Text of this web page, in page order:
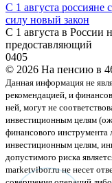
С 1 августа россияне
силу новый закон
С 1 августа в России
предоставляющий
0405
© 2026 На пенсию в
Данная информация не
рекомендацией, и
ней, могут не
инвестиционным целям
финансового
инвестиционным целям,
допустимого риска
marketvibor.ru не несет